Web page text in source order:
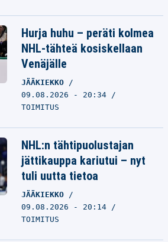
Hurja huhu – peräti kolmea
NHL-tähteä kosiskellaan
Venäjälle
JÄÄKIEKKO
09.08.2026 - 20:34
TOIMITUS
NHL:n tähtipuolustajan
jättikauppa kariutui – nyt
tuli uutta tietoa
JÄÄKIEKKO
09.08.2026 - 20:14
TOIMITUS